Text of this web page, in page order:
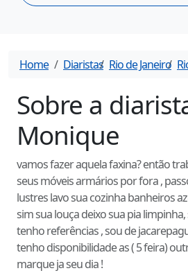
Home Diaristas Rio de Janeiro
Sobre a
Monique
vamos fazer aquela faxina? então
seus móveis armários por fora ,
lustres lavo sua cozinha banheiros
sim sua louça deixo sua pia
tenho referências , sou de
tenho disponibilidade as ( 5 feira)
marque ja seu dia !